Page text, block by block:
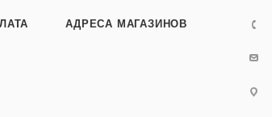
АДРЕСА МАГАЗИНОВ